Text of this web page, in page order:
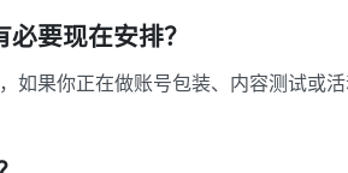
要现在安排？
果你正在做账号包装、内容测试或